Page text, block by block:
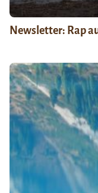
Newsletter: Rap